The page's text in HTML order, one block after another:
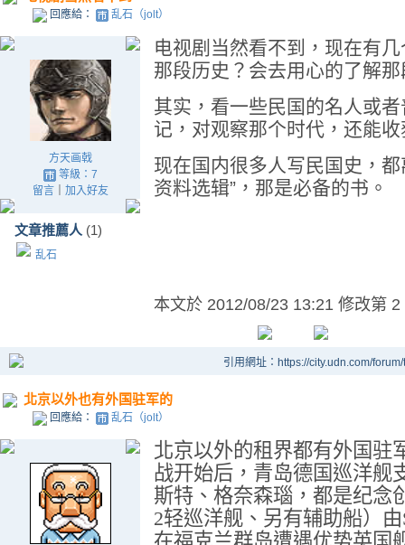
回應給： 乱石（jolt）
方天画戟
等級：7
留言｜ 加入好友
文章推薦人 (1)
乱石
电视剧当然看不到，现在有
那段历史？会去用心的了解
其实，看一些民国的名人或
记，对观察那个时代，还能
现在国内很多人写民国史，
资料选辑”，那是必备的书。
本文於 2012/08/23 13:21 修改第 2
引用網址：https://city.udn.com/
北京以外也有外国驻军的
回應給： 乱石（jolt）
北京以外的租界都有外国驻
战开始后，青岛德国巡洋舰
斯特、格奈森瑙，都是纪念
2轻巡洋舰、另有辅助船）由